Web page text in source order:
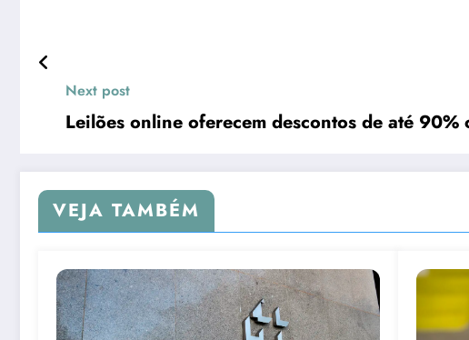
Next post
Leilões online oferecem descontos de até
VEJA TAMBÉM